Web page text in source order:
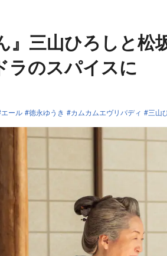
』三山ひろしと
ラのスパイスに
エール 徳永ゆうき カムカムエヴリバディ 三山